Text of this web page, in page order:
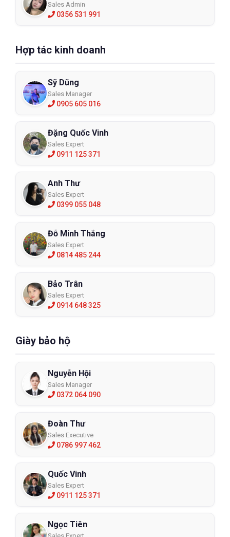
Sales Admin
0356 531 991
Hợp tác kinh doanh
Sỹ Dũng
Sales Manager
0905 605 016
Đặng Quốc Vinh
Sales Expert
0911 125 371
Anh Thư
Sales Expert
0399 055 048
Đỗ Minh Thắng
Sales Expert
0814 485 244
Bảo Trân
Sales Expert
0914 648 325
Giày bảo hộ
Nguyễn Hội
Sales Manager
0372 064 090
Đoàn Thư
Sales Executive
0786 997 462
Quốc Vinh
Sales Expert
0911 125 371
Ngọc Tiên